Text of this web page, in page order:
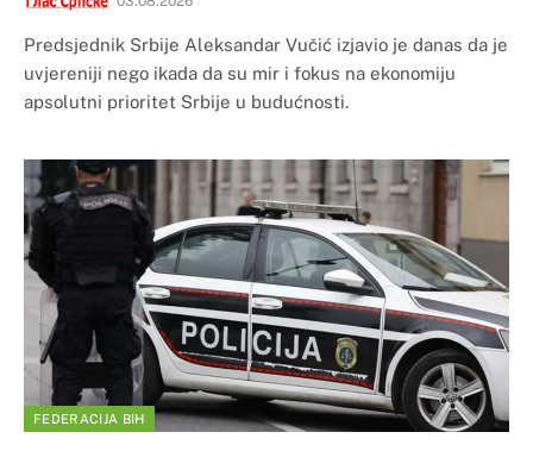
Predsjednik Srbije Aleksandar Vučić izjavio je danas da je
uvjereniji nego ikada da su mir i fokus na ekonomiju
apsolutni prioritet Srbije u budućnosti.
FEDERACIJA BIH